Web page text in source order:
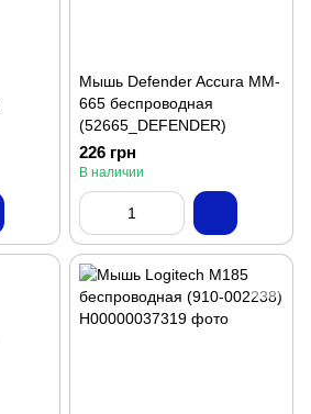
Мышь Defender Accura MM-
665 беспроводная
(52665_DEFENDER)
226 грн
В наличии